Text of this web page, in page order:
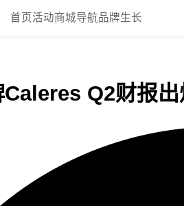
首页 活动商城导航品牌生长
Q2财报